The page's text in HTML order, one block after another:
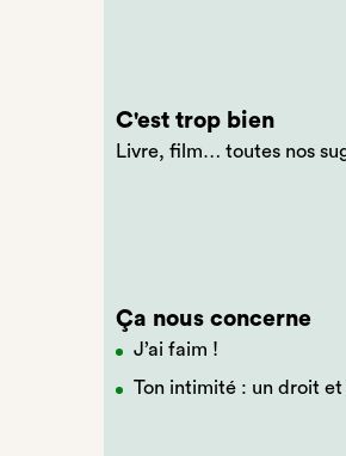
C'est trop bien
Livre, film… toutes nos
Ça nous concerne
J’ai faim !
Ton intimité : un droit et